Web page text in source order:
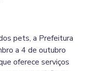
pets, a Prefeitura
a 4 de outubro
oferece serviços